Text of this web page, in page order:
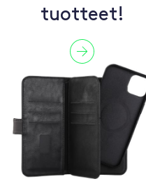
tuotteet!